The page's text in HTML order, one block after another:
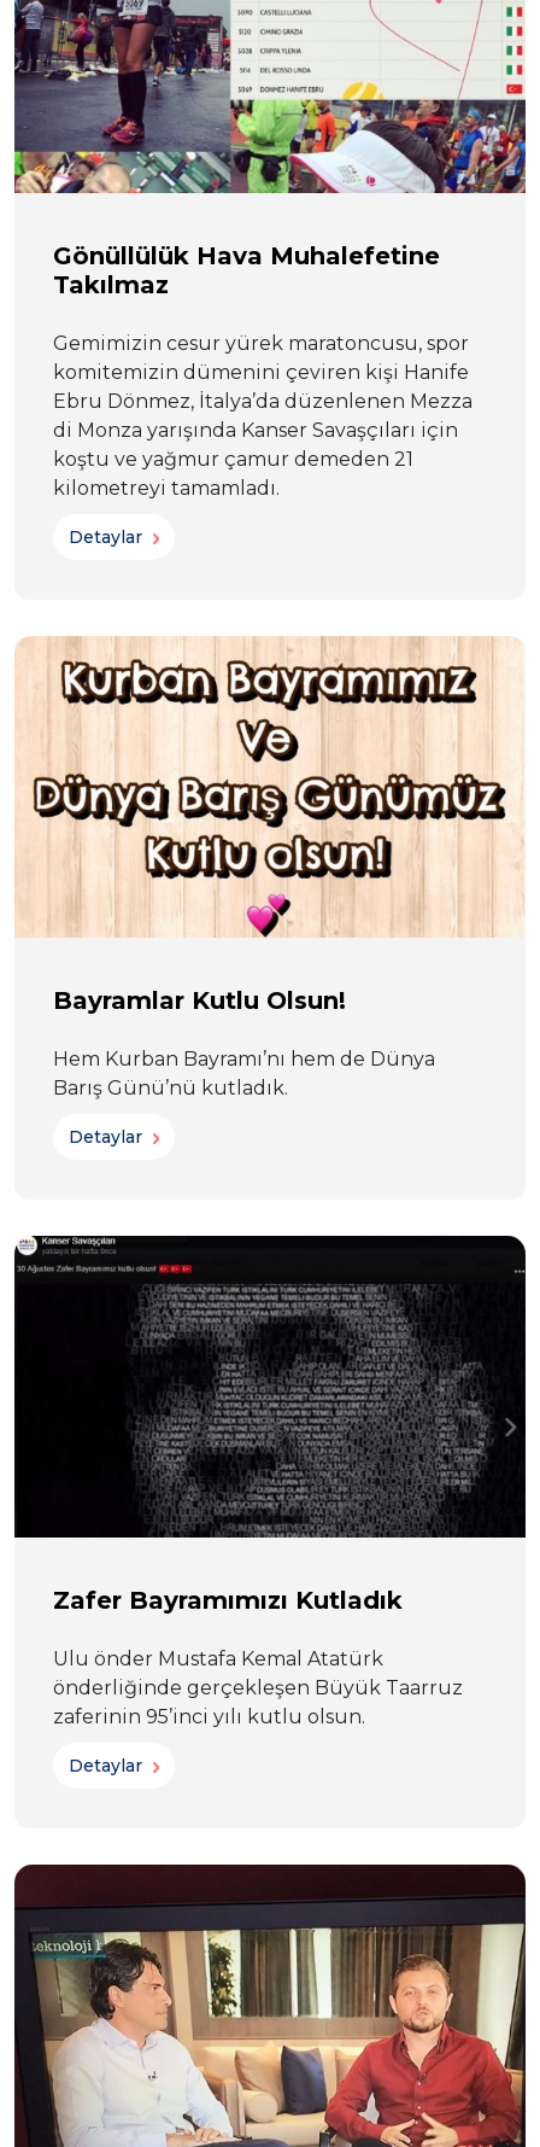
Gönüllülük Hava Muhalefetine
Takılmaz
Gemimizin cesur yürek maratoncusu, spor
komitemizin dümenini çeviren kişi Hanife
Ebru Dönmez, İtalya’da düzenlenen Mezza
di Monza yarışında Kanser Savaşçıları için
koştu ve yağmur çamur demeden 21
kilometreyi tamamladı.
Detaylar
Bayramlar Kutlu Olsun!
Hem Kurban Bayramı’nı hem de Dünya
Barış Günü’nü kutladık.
Detaylar
Zafer Bayramımızı Kutladık
Ulu önder Mustafa Kemal Atatürk
önderliğinde gerçekleşen Büyük Taarruz
zaferinin 95’inci yılı kutlu olsun.
Detaylar